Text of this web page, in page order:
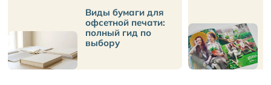
Виды бумаги для
офсетной печати:
полный гид по
выбору